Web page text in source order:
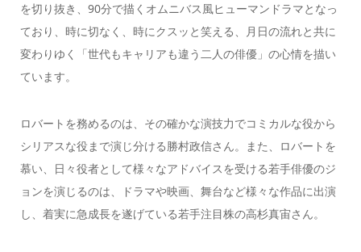
を切り抜き、90分で描くオムニバス風ヒューマンドラマとなっ
ており、時に切なく、時にクスッと笑える、月日の流れと共に
変わりゆく「世代もキャリアも違う二人の俳優」の心情を描い
ています。
ロバートを務めるのは、その確かな演技力でコミカルな役から
シリアスな役まで演じ分ける勝村政信さん。また、ロバートを
慕い、日々役者として様々なアドバイスを受ける若手俳優のジ
ョンを演じるのは、ドラマや映画、舞台など様々な作品に出演
し、着実に急成長を遂げている若手注目株の高杉真宙さん。